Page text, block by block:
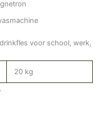
voor school, werk,
20 kg